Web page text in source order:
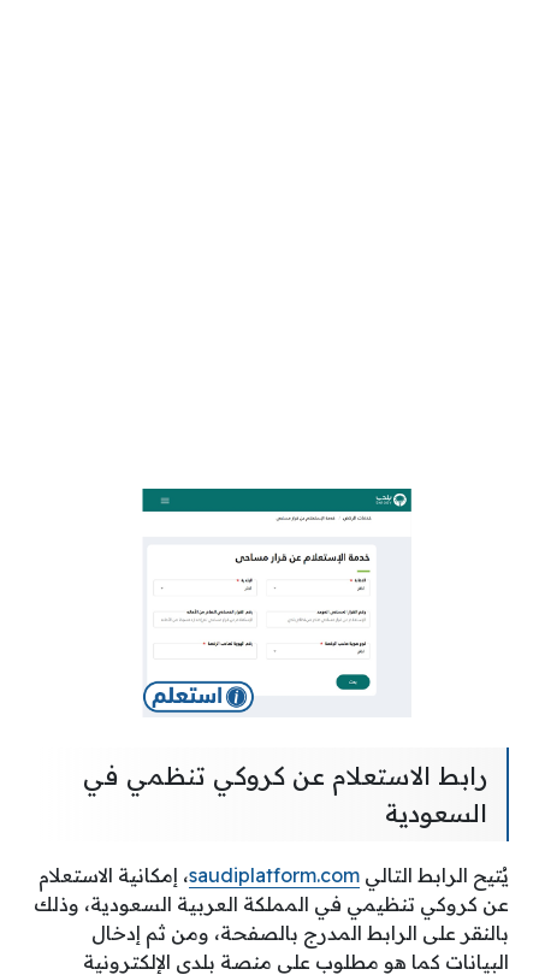
رابط الاستعلام عن كروكي تنظمي في
السعودية
يُتيح الرابط التالي saudiplatform.com، إمكانية الاستعلام
عن كروكي تنظيمي في المملكة العربية السعودية، وذلك
بالنقر على الرابط المدرج بالصفحة، ومن ثم إدخال
البيانات كما هو مطلوب على منصة بلدي الإلكترونية